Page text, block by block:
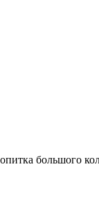
большого